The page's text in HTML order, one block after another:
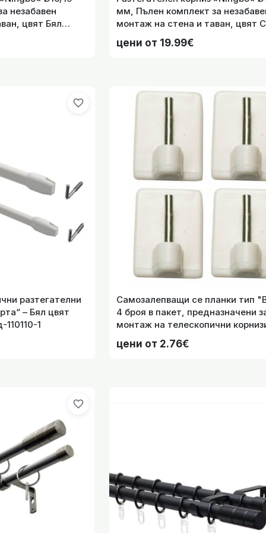
незабавен
цвят Бял
мм, Пълен комплект за
монтаж на стена и таван, цвят
код-2024140-001
цени от 19.99€
favorite_border
разтегателни
– Бял цвят
1
Самозалепващи се планки тип "Вики" -
4 броя в пакет, предназначени
монтаж на телескопични
"Вирта" код-121121
цени от 2.76€
favorite_border
за придвижване на пердета и завеси с дължина 75см.
телескопичен метален тръбен корниз ф16/19mm. с
130-